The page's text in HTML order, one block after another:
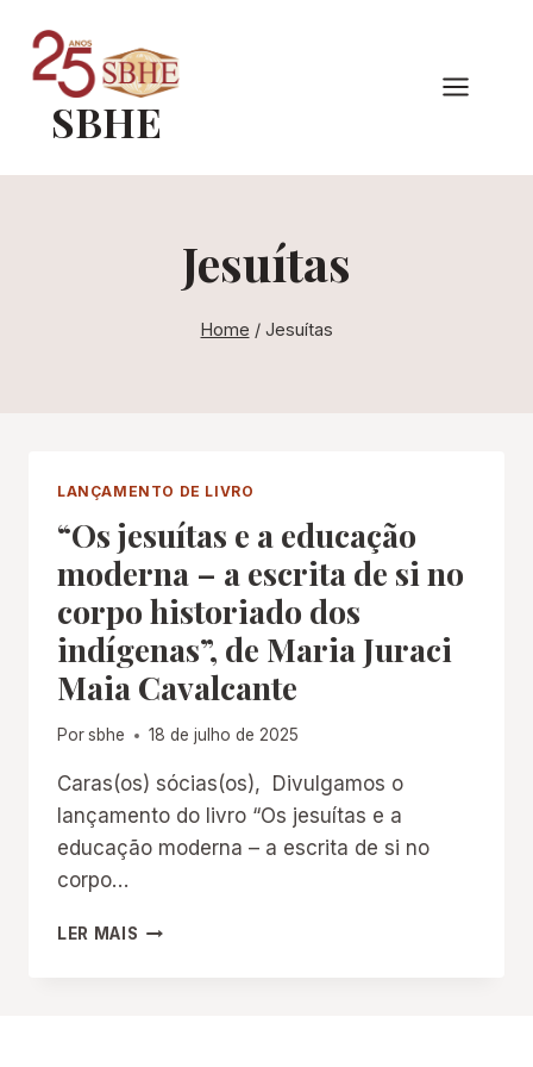
para
ConteúdoSBHE
Jesuítas
Home / Jesuítas
LANÇAMENTO DE LIVRO
“Os jesuítas e a educação
moderna – a escrita de si no
corpo historiado dos
indígenas”, de Maria Juraci
Maia Cavalcante
Porsbhe 18 de julho de 2025
Caras(os) sócias(os), Divulgamos o
lançamento do livro “Os jesuítas e a
educação moderna – a escrita de si no
corpo…
LER MAIS “OS